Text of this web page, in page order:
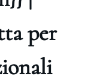
per